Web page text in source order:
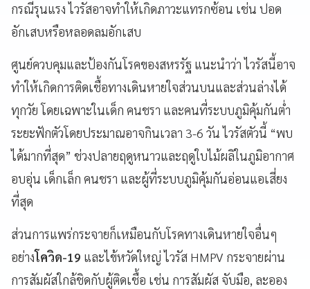
กรณีรุนแรง ไวรัสอาจทำให้เกิดภาวะแทรกซ้อน เช่น ปอด
อักเสบหรือหลอดลมอักเสบ
ศูนย์ควบคุมและป้องกันโรคของสหรรัฐ แนะนำว่า ไวรัสนี้อาจ
ทำให้เกิดการติดเชื้อทางเดินหายใจส่วนบนและส่วนล่างได้
ทุกวัย โดยเฉพาะในเด็ก คนชรา และคนที่ระบบภูมิคุ้มกันต่ำ
ระยะฟักตัวโดยประมาณอาจกินเวลา 3-6 วัน ไวรัสตัวนี้ “พบ
ได้มากที่สุด” ช่วงปลายฤดูหนาวและฤดูใบไม้ผลิในภูมิอากาศ
อบอุ่น เด็กเล็ก คนชรา และผู้ที่ระบบภูมิคุ้มกันอ่อนแอเสี่ยง
ที่สุด
ส่วนการแพร่กระจายก็เหมือนกับโรคทางเดินหายใจอื่นๆ
อย่างโควิด-19 และไข้หวัดใหญ่ ไวรัส HMPV กระจายผ่าน
การสัมผัสใกล้ชิดกับผู้ติดเชื้อ เช่น การสัมผัส จับมือ, ละออง